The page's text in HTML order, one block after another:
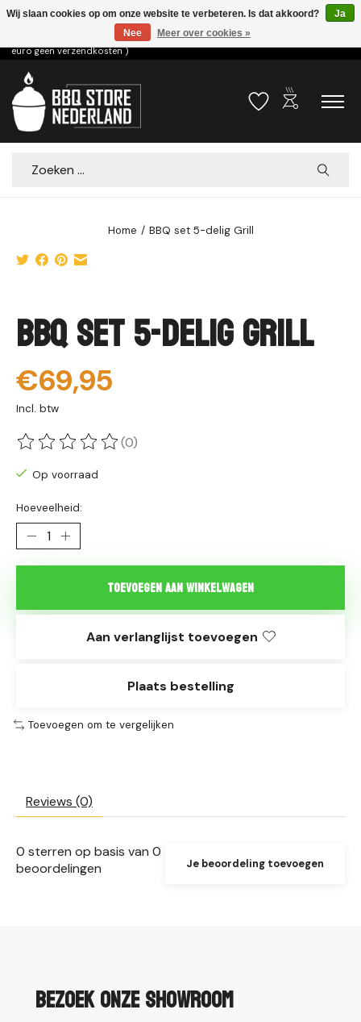
Voor 15.00u besteld dezelfde dag verzonden! ( 6,95 verzendkosten, vanaf 75
euro geen verzendkosten )
Verlanglijst
outdoor_grill
Zoeken
Home / BBQ set 5-delig Grill
BBQ set 5-delig Grill
€69,95
Incl. btw
De beoordeling van dit product is
(0)
Op voorraad
Hoeveelheid:
Toevoegen aan winkelwagen
Aan verlanglijst toevoegen
Plaats bestelling
Toevoegen om te vergelijken
Reviews (0)
0 sterren op basis van 0
beoordelingen
Je beoordeling toevoegen
Bezoek onze showroom
Wij slaan cookies op om onze website te verbeteren. Is dat akkoord?
Ja
Nee
Meer over cookies »